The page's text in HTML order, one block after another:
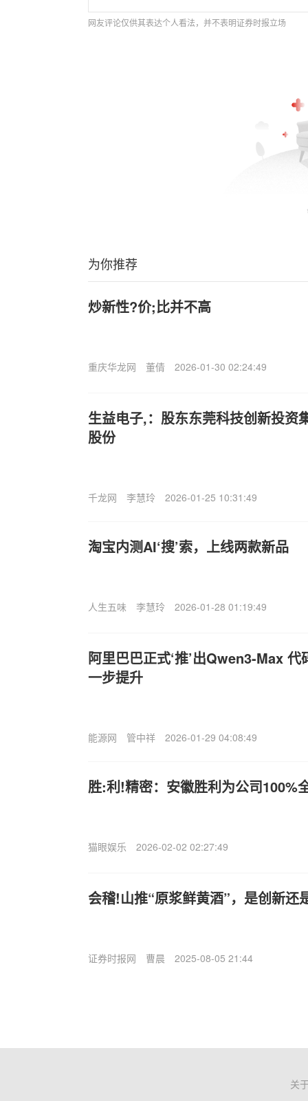
网友评论仅供其表达个人看法，并不表明证券时报立场
为你推荐
炒新性?价;比并不高
重庆华龙网 董倩 2026-01-30 02:24:49
生益电子,：股东东莞科技创新投资
股份
千龙网 李慧玲 2026-01-25 10:31:49
淘宝内测AI‘搜’索，上线两款新品
人生五味 李慧玲 2026-01-28 01:19:49
阿里巴巴正式‘推’出Qwen3-Max
一步提升
能源网 管中祥 2026-01-29 04:08:49
胜:利!精密：安徽胜利为公司100%
猫眼娱乐 2026-02-02 02:27:49
会稽!山推“原浆鲜黄酒”，是创新还
证券时报网 曹晨 2025-08-05 21:44
关